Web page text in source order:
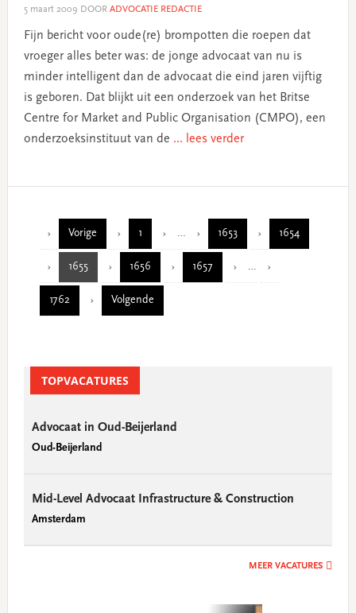
5 maart 2009 DOOR ADVOCATIE REDACTIE
Fijn bericht voor oude(re) brompotten die roepen dat
vroeger alles beter was: de jonge advocaat van nu is
minder intelligent dan de advocaat die eind jaren vijftig
is geboren. Dat blijkt uit een onderzoek van het Britse
Centre for Market and Public Organisation (CMPO), een
onderzoeksinstituut van de ... lees verder
Vorige Page
1
Interim
pages
omitted
… Page
1653 Page
1654
Page
1655 Page
1656 Page
1657
Interim
pages
…
Page
1762 Volgende
Primary
Sidebar
TOPVACATURES
Advocaat in Oud-Beijerland
Oud-Beijerland
Mid-Level Advocaat Infrastructure & Construction
Amsterdam
MEER VACATURES